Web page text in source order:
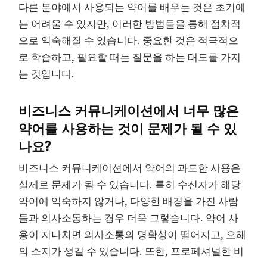
다른 분야에서 사용되는 약어를 배우는 것은 초기에
는 어려울 수 있지만, 이러한 방법들을 통해 점차적
으로 익숙해질 수 있습니다. 중요한 것은 적극적으
로 학습하고, 필요할 때는 질문을 하는 태도를 가지
는 것입니다.
비즈니스 커뮤니케이션에서 너무 많은
약어를 사용하는 것이 문제가 될 수 있
나요?
비즈니스 커뮤니케이션에서 약어의 과도한 사용은
실제로 문제가 될 수 있습니다. 특히 수신자가 해당
약어에 익숙하지 않거나, 다양한 배경을 가진 사람
들과 의사소통하는 경우 더욱 그렇습니다. 약어 사
용이 지나치면 의사소통의 명확성이 떨어지고, 오해
의 소지가 생길 수 있습니다. 또한, 프로페셔널한 비